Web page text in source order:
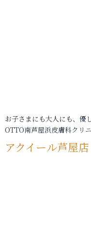
お子さまにも大人にも、優
OTTO南芦屋浜皮膚科クリ
アクイール芦屋店